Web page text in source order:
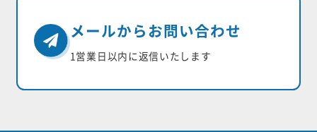
メールからお問い合わせ
1営業日以内に返信いたします